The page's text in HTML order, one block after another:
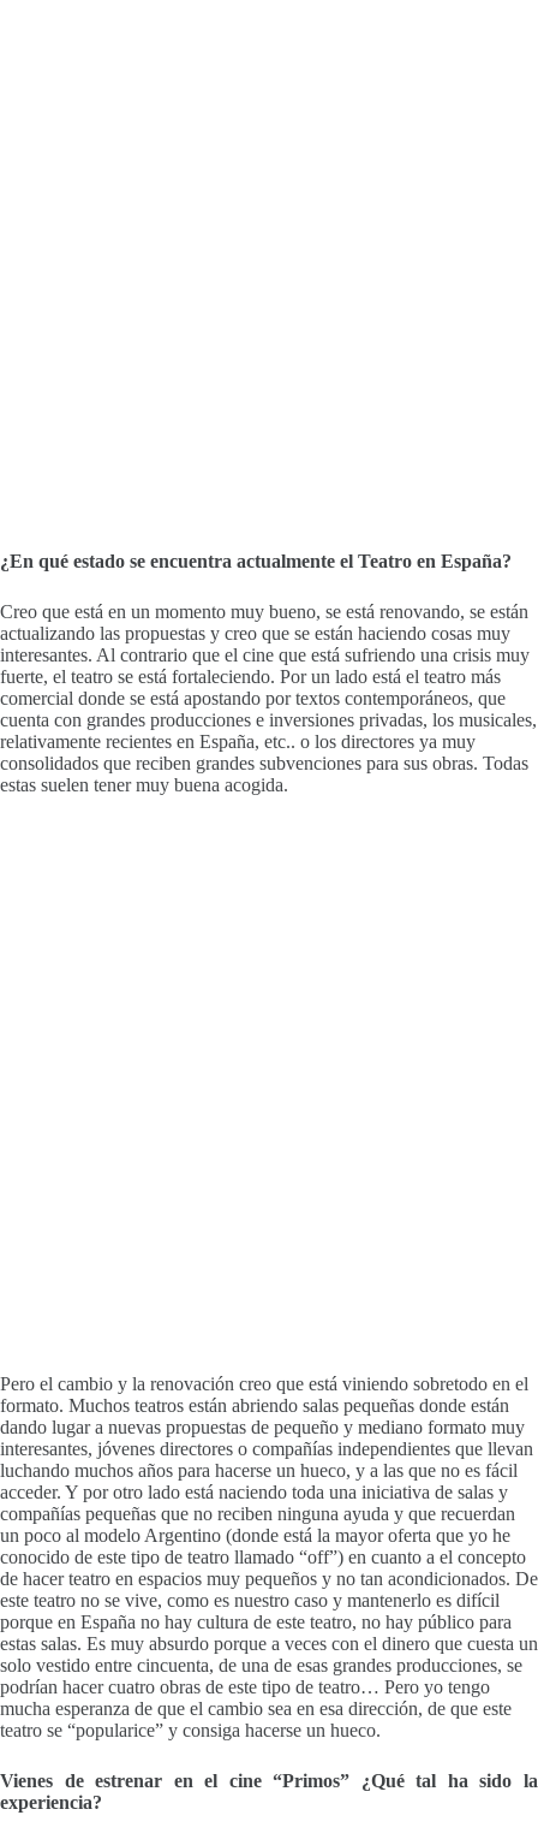
¿En qué estado se encuentra actualmente el Teatro en España?
Creo que está en un momento muy bueno, se está renovando, se están
actualizando las propuestas y creo que se están haciendo cosas muy
interesantes. Al contrario que el cine que está sufriendo una crisis muy
fuerte, el teatro se está fortaleciendo. Por un lado está el teatro más
comercial donde se está apostando por textos contemporáneos, que
cuenta con grandes producciones e inversiones privadas, los musicales,
relativamente recientes en España, etc.. o los directores ya muy
consolidados que reciben grandes subvenciones para sus obras. Todas
estas suelen tener muy buena acogida.
Pero el cambio y la renovación creo que está viniendo sobretodo en el
formato. Muchos teatros están abriendo salas pequeñas donde están
dando lugar a nuevas propuestas de pequeño y mediano formato muy
interesantes, jóvenes directores o compañías independientes que llevan
luchando muchos años para hacerse un hueco, y a las que no es fácil
acceder. Y por otro lado está naciendo toda una iniciativa de salas y
compañías pequeñas que no reciben ninguna ayuda y que recuerdan
un poco al modelo Argentino (donde está la mayor oferta que yo he
conocido de este tipo de teatro llamado “off”) en cuanto a el concepto
de hacer teatro en espacios muy pequeños y no tan acondicionados. De
este teatro no se vive, como es nuestro caso y mantenerlo es difícil
porque en España no hay cultura de este teatro, no hay público para
estas salas. Es muy absurdo porque a veces con el dinero que cuesta un
solo vestido entre cincuenta, de una de esas grandes producciones, se
podrían hacer cuatro obras de este tipo de teatro… Pero yo tengo
mucha esperanza de que el cambio sea en esa dirección, de que este
teatro se “popularice” y consiga hacerse un hueco.
Vienes de estrenar en el cine “Primos” ¿Qué tal ha sido la
experiencia?